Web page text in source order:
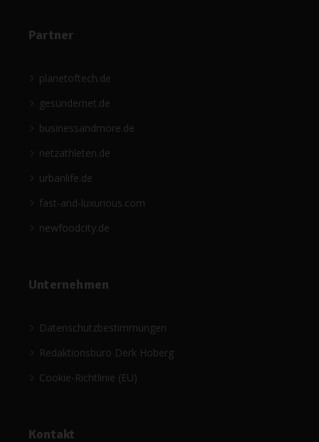
Partner
planetoftech.de
gesündernet.de
businessandmore.de
netzathleten.de
urbanlife.de
fast-and-luxurious.com
newfoodcity.de
Unternehmen
Datenschutzbestimmungen
Redaktionsbüro Derk Hoberg
Cookie-Richtlinie (EU)
Kontakt